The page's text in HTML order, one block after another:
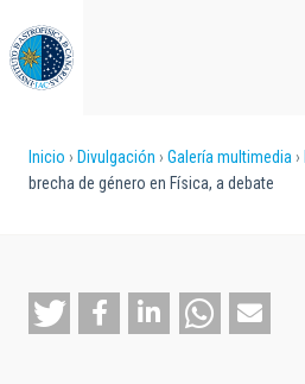
al
contenido
principal
Sobrescribir
enlaces
ayuda
a
Inicio Divulgación Galería multimedia
brecha de género en Física, a debate